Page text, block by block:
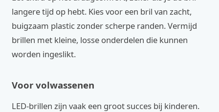
langere tijd op hebt. Kies voor een bril van zacht,
buigzaam plastic zonder scherpe randen. Vermijd
brillen met kleine, losse onderdelen die kunnen
worden ingeslikt.
Voor volwassenen
LED-brillen zijn vaak een groot succes bij kinderen.